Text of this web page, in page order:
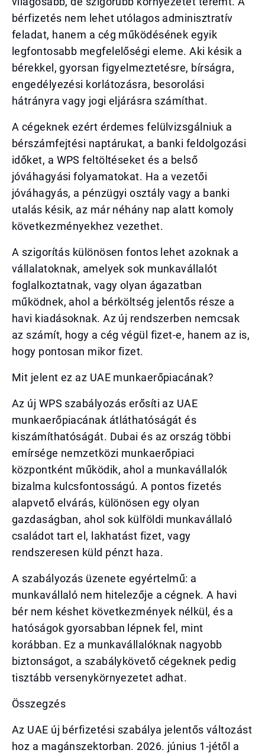
bérfizetés nem lehet utólagos adminisztratív
feladat, hanem a cég működésének egyik
legfontosabb megfelelőségi eleme. Aki késik a
bérekkel, gyorsan figyelmeztetésre, bírságra,
engedélyezési korlátozásra, besorolási
hátrányra vagy jogi eljárásra számíthat.
A cégeknek ezért érdemes felülvizsgálniuk a
bérszámfejtési naptárukat, a banki feldolgozási
időket, a WPS feltöltéseket és a belső
jóváhagyási folyamatokat. Ha a vezetői
jóváhagyás, a pénzügyi osztály vagy a banki
utalás késik, az már néhány nap alatt komoly
következményekhez vezethet.
A szigorítás különösen fontos lehet azoknak a
vállalatoknak, amelyek sok munkavállalót
foglalkoztatnak, vagy olyan ágazatban
működnek, ahol a bérköltség jelentős része a
havi kiadásoknak. Az új rendszerben nemcsak
az számít, hogy a cég végül fizet-e, hanem az is,
hogy pontosan mikor fizet.
Mit jelent ez az UAE munkaerőpiacának?
Az új WPS szabályozás erősíti az UAE
munkaerőpiacának átláthatóságát és
kiszámíthatóságát. Dubai és az ország többi
emírsége nemzetközi munkaerőpiaci
központként működik, ahol a munkavállalók
bizalma kulcsfontosságú. A pontos fizetés
alapvető elvárás, különösen egy olyan
gazdaságban, ahol sok külföldi munkavállaló
családot tart el, lakhatást fizet, vagy
rendszeresen küld pénzt haza.
A szabályozás üzenete egyértelmű: a
munkavállaló nem hitelezője a cégnek. A havi
bér nem késhet következmények nélkül, és a
hatóságok gyorsabban lépnek fel, mint
korábban. Ez a munkavállalóknak nagyobb
biztonságot, a szabálykövető cégeknek pedig
tisztább versenykörnyezetet adhat.
Összegzés
Az UAE új bérfizetési szabálya jelentős változást
hoz a magánszektorban. 2026. június 1-jétől a